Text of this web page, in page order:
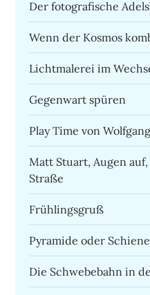
Der fotografische
Wenn der Kosmos
Lichtmalerei im
Gegenwart spüren
Play Time von
Matt Stuart, Augen
Straße
Frühlingsgruß
Pyramide oder
Die Schwebebahn in